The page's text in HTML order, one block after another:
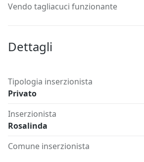
Vendo tagliacuci funzionante
Dettagli
Tipologia inserzionista
Privato
Inserzionista
Rosalinda
Comune inserzionista